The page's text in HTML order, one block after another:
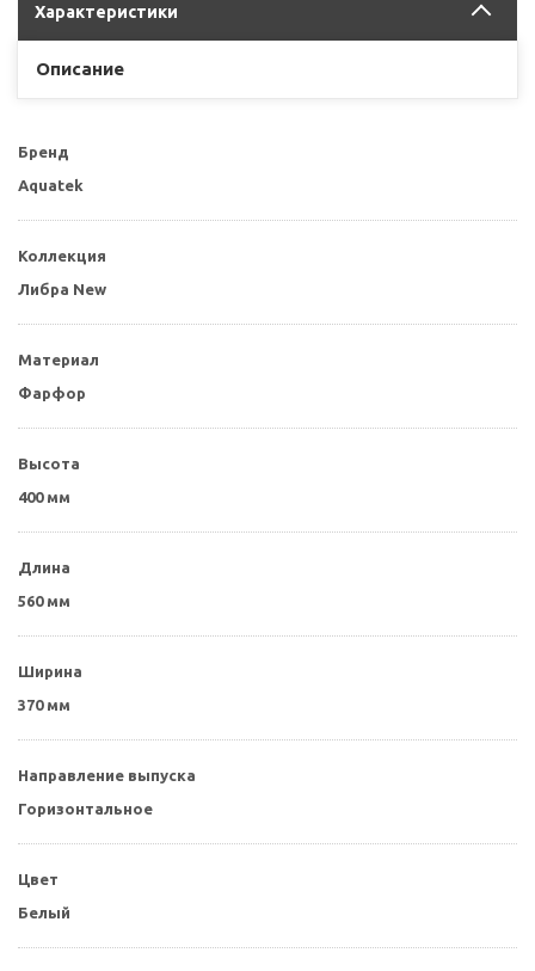
Характеристики
Описание
Бренд
Aquatek
Коллекция
Либра New
Материал
Фарфор
Высота
400 мм
Длина
560 мм
Ширина
370 мм
Направление выпуска
Горизонтальное
Цвет
Белый